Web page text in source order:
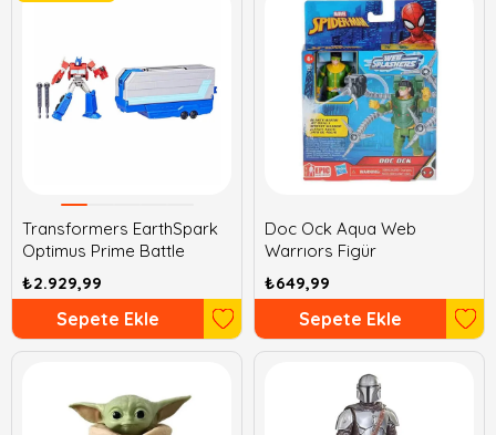
Transformers EarthSpark
Optimus Prime Battle
₺2.929,99
Sepete Ekle
Doc Ock Aqua Web
Warrıors Figür
₺649,99
Sepete Ekle